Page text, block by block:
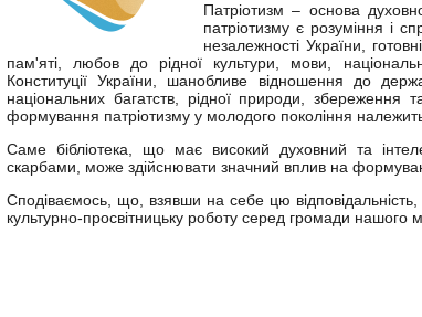
Патріотизм – основа
патріотизму є розуміння і
незалежності України,
пам'яті, любов до рідної культури, мови,
Конституції України, шанобливе відношення до
національних багатств, рідної природи,
формування патріотизму у молодого покоління належить
Саме бібліотека, що має високий духовний та
скарбами, може здійснювати значний вплив на
Сподіваємось, що, взявши на себе цю відповідальність,
культурно-просвітницьку роботу серед громади нашого